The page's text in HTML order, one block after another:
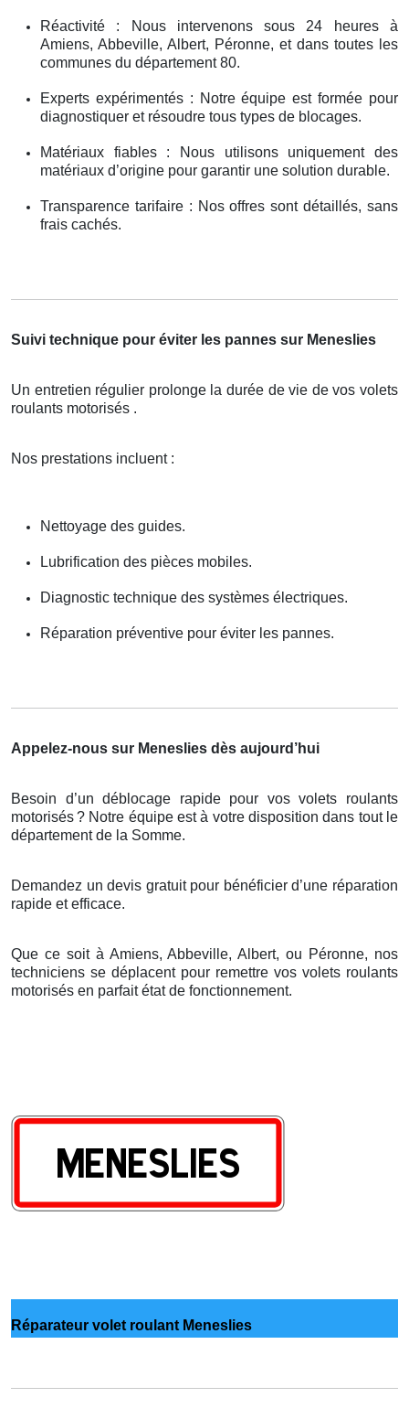
Réactivité : Nous intervenons sous 24 heures à
Amiens, Abbeville, Albert, Péronne, et dans toutes les
communes du département 80.
Experts expérimentés : Notre équipe est formée pour
diagnostiquer et résoudre tous types de blocages.
Matériaux fiables : Nous utilisons uniquement des
matériaux d’origine pour garantir une solution durable.
Transparence tarifaire : Nos offres sont détaillés, sans
frais cachés.
Suivi technique pour éviter les pannes sur Meneslies
Un entretien régulier prolonge la durée de vie de vos volets
roulants motorisés .
Nos prestations incluent :
Nettoyage des guides.
Lubrification des pièces mobiles.
Diagnostic technique des systèmes électriques.
Réparation préventive pour éviter les pannes.
Appelez-nous sur Meneslies dès aujourd’hui
Besoin d’un déblocage rapide pour vos volets roulants
motorisés? Notre équipe està votre disposition dans tout le
département de la Somme.
Demandez un devis gratuit pour bénéficier d’une réparation
rapide et efficace.
Que ce soit à Amiens, Abbeville, Albert, ou Péronne, nos
techniciens se déplacent pour remettre vos volets roulants
motorisés en parfait état de fonctionnement.
Réparateur volet roulant Meneslies